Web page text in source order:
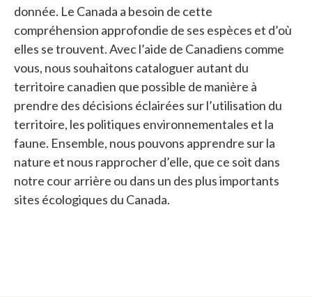
donnée. Le Canada a besoin de cette
compréhension approfondie de ses espèces et d’où
elles se trouvent. Avec l’aide de Canadiens comme
vous, nous souhaitons cataloguer autant du
territoire canadien que possible de manière à
prendre des décisions éclairées sur l’utilisation du
territoire, les politiques environnementales et la
faune. Ensemble, nous pouvons apprendre sur la
nature et nous rapprocher d’elle, que ce soit dans
notre cour arrière ou dans un des plus importants
sites écologiques du Canada.